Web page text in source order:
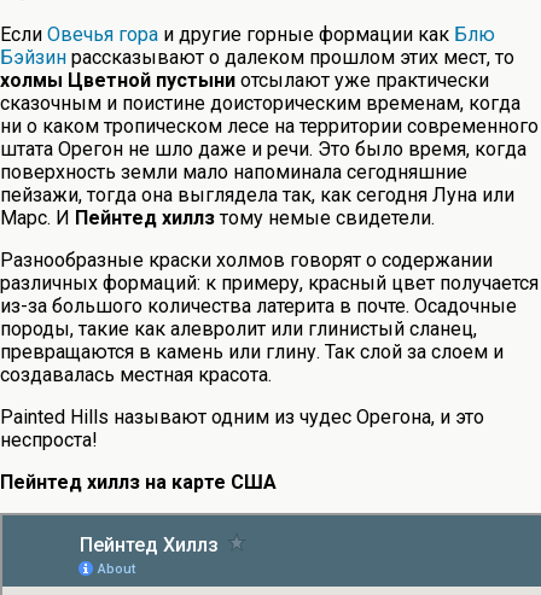
Если Овечья гора и другие горные формации как Блю
Бэйзин рассказывают о далеком прошлом этих мест, то
холмы Цветной пустыни отсылают уже практически
сказочным и поистине доисторическим временам, когда
ни о каком тропическом лесе на территории современного
штата Орегон не шло даже и речи. Это было время, когда
поверхность земли мало напоминала сегодняшние
пейзажи, тогда она выглядела так, как сегодня Луна или
Марс. И Пейнтед хиллзтому немые свидетели.
Разнообразные краски холмов говорят о содержании
различных формаций: к примеру, красный цвет получается
из-за большого количества латерита в почте. Осадочные
породы, такие как алевролит или глинистый сланец,
превращаются в камень или глину. Так слой за слоем и
создавалась местная красота.
Painted Hills называют одним из чудес Орегона, и это
неспроста!
Пейнтед хиллз на карте США